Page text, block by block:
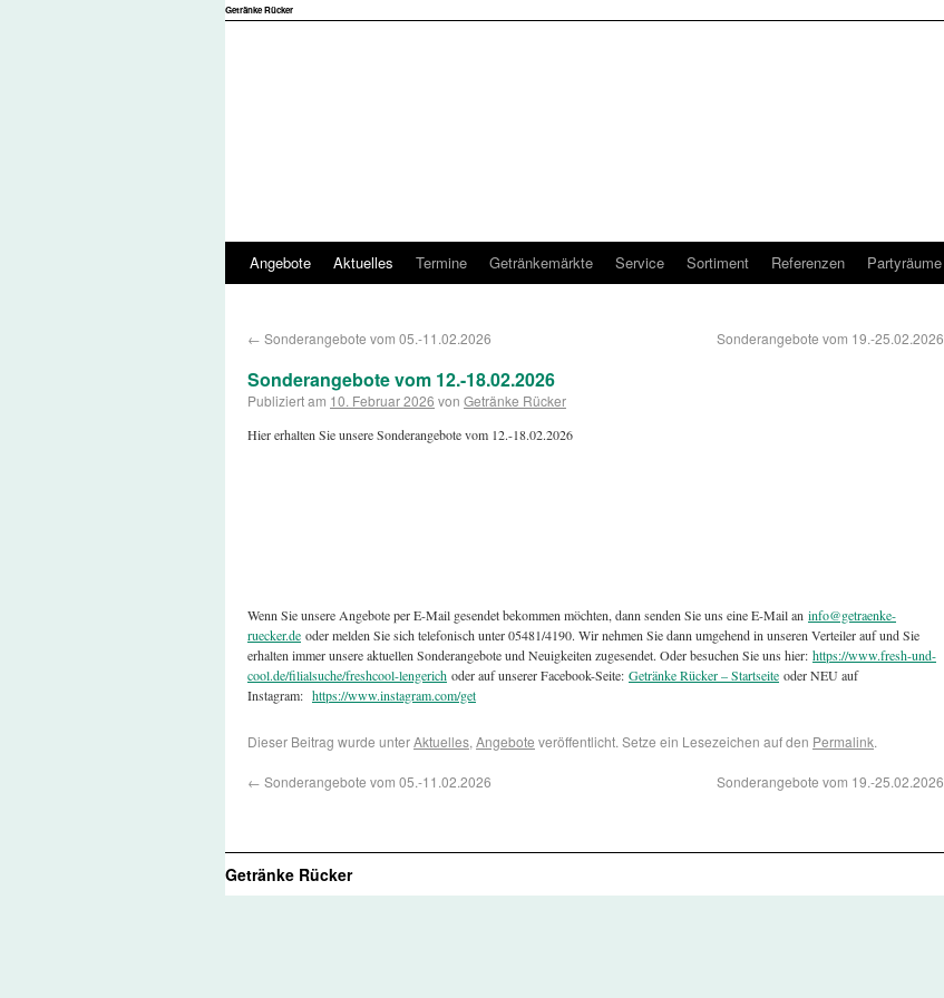
Getränke Rücker
Angebote Aktuelles Termine Getränkemärkte Service Sortiment Referenzen Partyräume
← Sonderangebote vom 05.-11.02.2026 Sonderangebote vom 19.-25.02.2026
Sonderangebote vom 12.-18.02.2026
Publiziert am 10. Februar 2026 von Getränke Rücker
Hier erhalten Sie unsere Sonderangebote vom 12.-18.02.2026
Wenn Sie unsere Angebote per E-Mail gesendet bekommen möchten, dann senden Sie uns eine E-Mail an info@getraenke-
ruecker.de oder melden Sie sich telefonisch unter 05481/4190. Wir nehmen Sie dann umgehend in unseren Verteiler auf und Sie
erhalten immer unsere aktuellen Sonderangebote und Neuigkeiten zugesendet. Oder besuchen Sie uns hier: https://www.fresh-und-
cool.de/filialsuche/freshcool-lengerich oder auf unserer Facebook-Seite: Getränke Rücker – Startseite oder NEU auf
Instagram: https://www.instagram.com/get
Dieser Beitrag wurde unterAktuelles, Angebote veröffentlicht. Setze ein Lesezeichen auf den Permalink.
← Sonderangebote vom 05.-11.02.2026 Sonderangebote vom 19.-25.02.2026
Getränke Rücker